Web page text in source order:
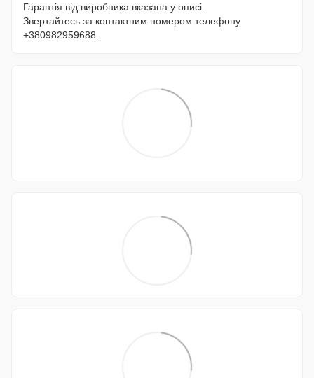
Гарантія від виробника вказана у описі.
Звертайтесь за контактним номером телефону
+380982959688